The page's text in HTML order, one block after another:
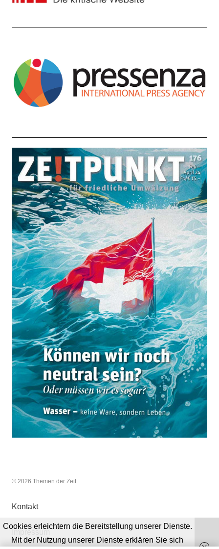
© 2026 Themen der Zeit
Kontakt
Cookies erleichtern die Bereitstellung unserer Dienste.
Mit der Nutzung unserer Dienste erklären Sie sich